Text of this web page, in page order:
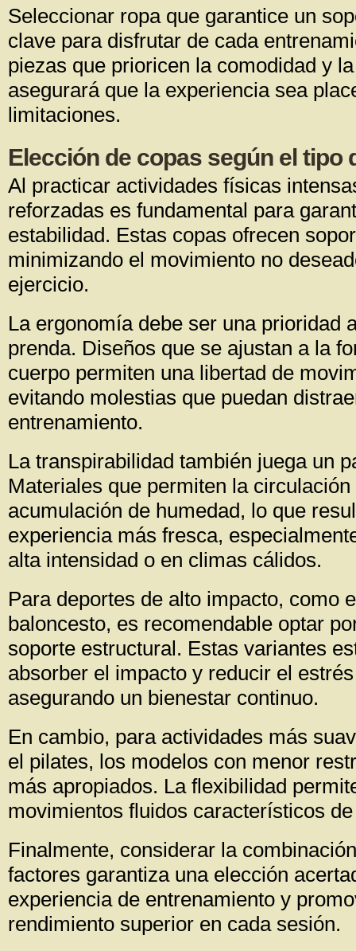
Seleccionar ropa que garantice un
clave para disfrutar de cada
piezas que prioricen la comodidad y
asegurará que la experiencia sea
limitaciones.
Elección de copas según el tipo
Al practicar actividades físicas
reforzadas es fundamental para
estabilidad. Estas copas ofrecen
minimizando el movimiento no
ejercicio.
La ergonomía debe ser una prioridad
prenda. Diseños que se ajustan a la
cuerpo permiten una libertad de
evitando molestias que puedan
entrenamiento.
La transpirabilidad también juega un
Materiales que permiten la
acumulación de humedad, lo que
experiencia más fresca,
alta intensidad o en climas cálidos.
Para deportes de alto impacto, como
baloncesto, es recomendable optar
soporte estructural. Estas variantes
absorber el impacto y reducir el
asegurando un bienestar continuo.
En cambio, para actividades más
el pilates, los modelos con menor
más apropiados. La flexibilidad
movimientos fluidos característicos
Finalmente, considerar la
factores garantiza una elección
experiencia de entrenamiento y
rendimiento superior en cada sesión.